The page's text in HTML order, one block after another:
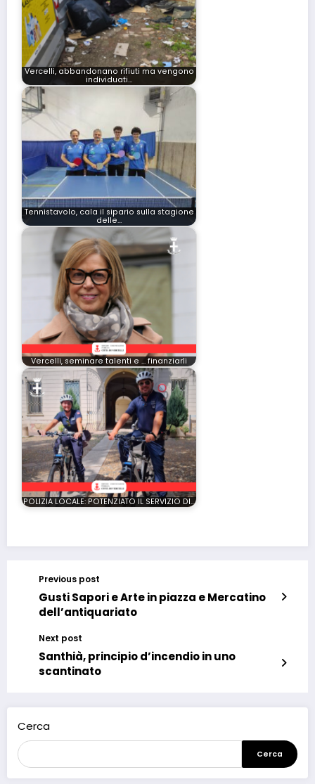
Vercelli, abbandonano rifiuti ma vengono
individuati…
Tennistavolo, cala il sipario sulla stagione
delle…
Vercelli, seminare talenti e ... finanziarli
POLIZIA LOCALE: POTENZIATO IL SERVIZIO DI…
Previous post
Gusti Sapori e Arte in piazza e Mercatino
dell’antiquariato
Next post
Santhià, principio d’incendio in uno
scantinato
Cerca
Cerca